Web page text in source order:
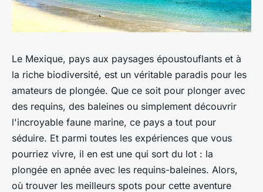
Le Mexique, pays aux paysages époustouflants et à
la riche biodiversité, est un véritable paradis pour les
amateurs de plongée. Que ce soit pour plonger avec
des requins, des baleines ou simplement découvrir
l'incroyable faune marine, ce pays a tout pour
séduire. Et parmi toutes les expériences que vous
pourriez vivre, il en est une qui sort du lot : la
plongée en apnée avec les requins-baleines. Alors,
où trouver les meilleurs spots pour cette aventure